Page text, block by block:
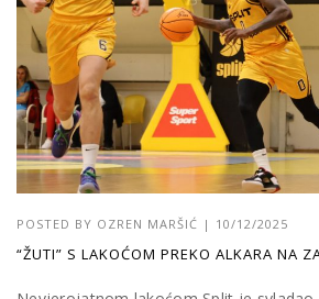
POSTED BY OZREN MARŠIĆ | 10/12/2025
“ŽUTI” S LAKOĆOM PREKO ALKARA NA